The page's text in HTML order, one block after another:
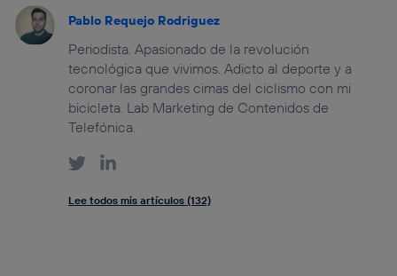
Pablo Requejo Rodriguez
Periodista. Apasionado de la revolución
tecnológica que vivimos. Adicto al deporte y a
coronar las grandes cimas del ciclismo con mi
bicicleta. Lab Marketing de Contenidos de
Telefónica.
Lee todos mis artículos (132)